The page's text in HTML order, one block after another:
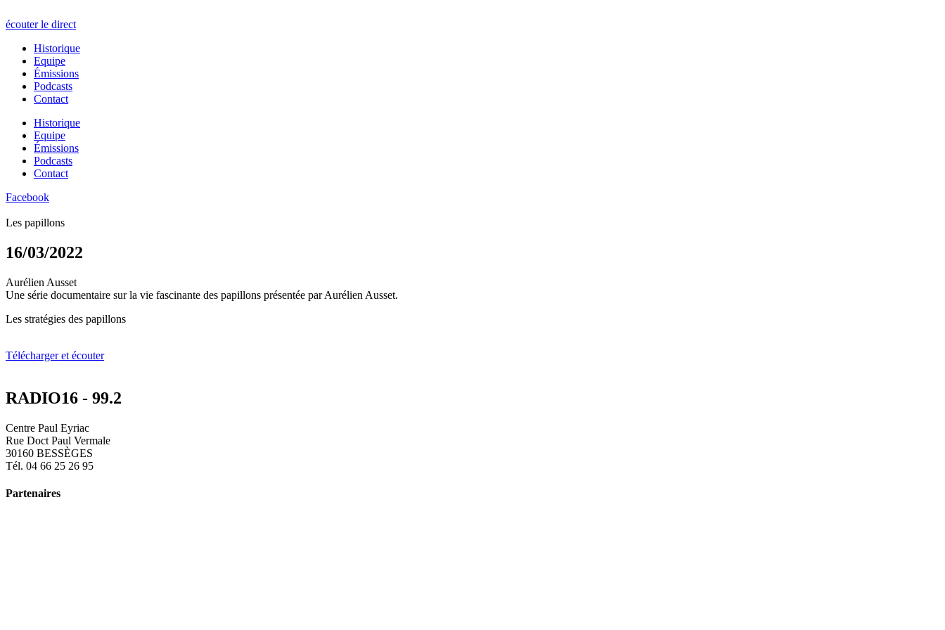
écouter le direct
Historique
Equipe
Émissions
Podcasts
Contact
Historique
Equipe
Émissions
Podcasts
Contact
Facebook
Les papillons
16/03/2022
Aurélien Ausset
Une série documentaire sur la vie fascinante des papillons présentée par Aurélien Ausset.
Les stratégies des papillons
Télécharger et écouter
RADIO16 - 99.2
Centre Paul Eyriac
Rue Doct Paul Vermale
30160 BESSÈGES
Tél. 04 66 25 26 95
Partenaires